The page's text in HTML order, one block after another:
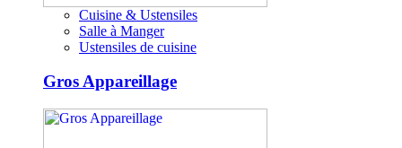
Cuisine & Ustensiles
Salle à Manger
Ustensiles de cuisine
Gros Appareillage